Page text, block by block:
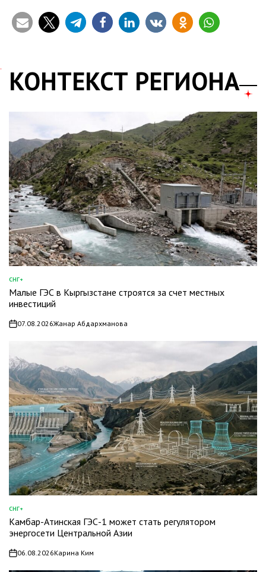
КОНТЕКСТ РЕГИОНА
ОПУБЛИКОВАНО
В
СНГ+
Малые ГЭС в Кыргызстане строятся за счет местных
инвестиций
on07.08.2026Жанар Абдархманова
ОПУБЛИКОВАНО
В
СНГ+
Камбар-Атинская ГЭС-1 может стать регулятором
энергосети Центральной Азии
on06.08.2026Карина Ким